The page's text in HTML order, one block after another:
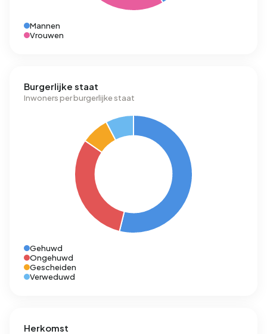
Mannen
Vrouwen
Burgerlijke staat
Inwoners per burgerlijke staat
Gehuwd
Ongehuwd
Gescheiden
Verweduwd
Herkomst